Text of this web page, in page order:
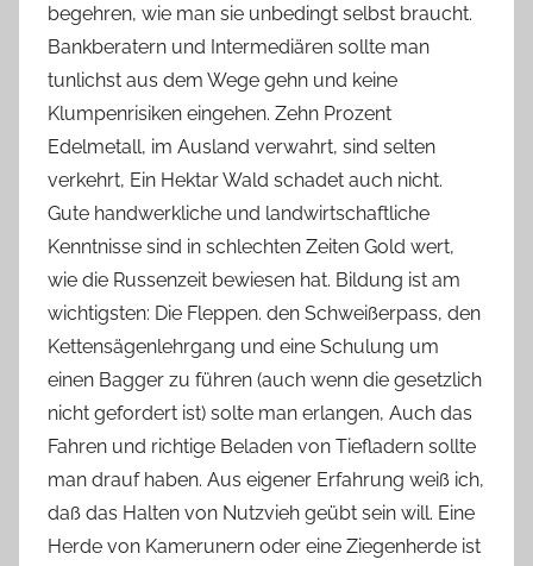
begehren, wie man sie unbedingt selbst braucht.
Bankberatern und Intermediären sollte man
tunlichst aus dem Wege gehn und keine
Klumpenrisiken eingehen. Zehn Prozent
Edelmetall, im Ausland verwahrt, sind selten
verkehrt, Ein Hektar Wald schadet auch nicht.
Gute handwerkliche und landwirtschaftliche
Kenntnisse sind in schlechten Zeiten Gold wert,
wie die Russenzeit bewiesen hat. Bildung ist am
wichtigsten: Die Fleppen. den Schweißerpass, den
Kettensägenlehrgang und eine Schulung um
einen Bagger zu führen (auch wenn die gesetzlich
nicht gefordert ist) solte man erlangen, Auch das
Fahren und richtige Beladen von Tiefladern sollte
man drauf haben. Aus eigener Erfahrung weiß ich,
daß das Halten von Nutzvieh geübt sein will. Eine
Herde von Kamerunern oder eine Ziegenherde ist